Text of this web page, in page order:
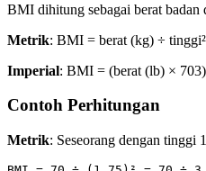
BMI dihitung sebagai berat badan
Metrik: BMI = berat (kg) ÷
Imperial: BMI = (berat (lb) ×
Contoh Perhitungan
Metrik: Seseorang dengan tinggi